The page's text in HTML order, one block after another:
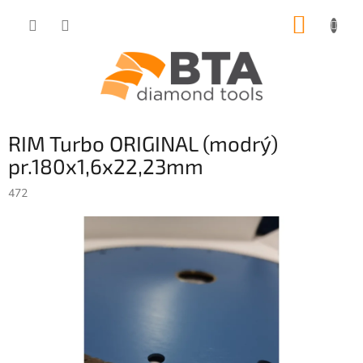
RIM Turbo ORIGINAL (modrý)
pr.180x1,6x22,23mm
472